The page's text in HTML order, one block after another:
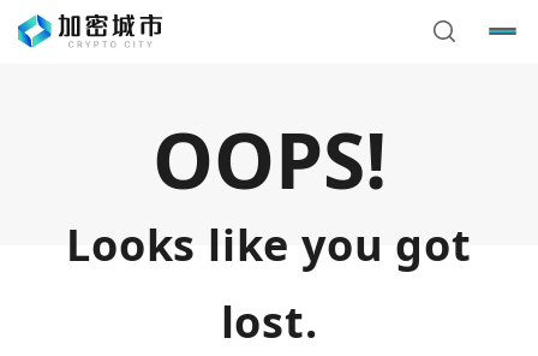
OOPS!
Looks like you got
lost.